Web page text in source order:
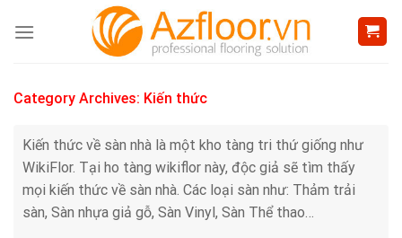
Category Archives: Kiến thức
Kiến thức về sàn nhà là một kho tàng tri thứ giống như
WikiFlor. Tại ho tàng wikiflor này, độc giả sẽ tìm thấy
mọi kiến thức về sàn nhà. Các loại sàn như: Thảm trải
sàn, Sàn nhựa giả gỗ, Sàn Vinyl, Sàn Thể thao…